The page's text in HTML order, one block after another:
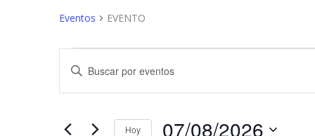
Eventos EVENTO
Eventos
en
Navegación
de
Introduce
clave.
Hoy 07/08/2026